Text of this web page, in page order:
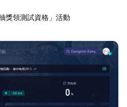
獎領測試資格」活動